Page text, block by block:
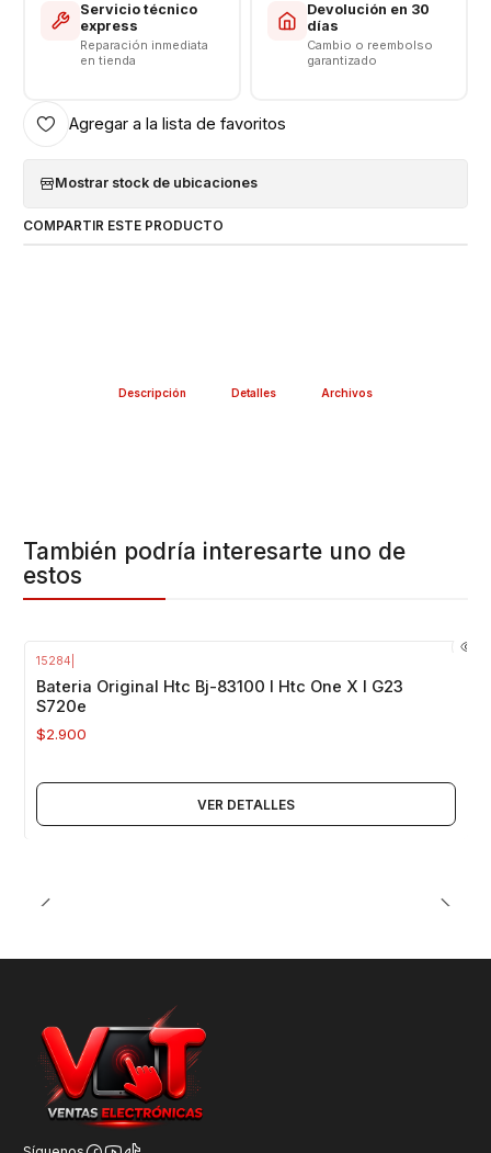
Servicio técnico
express
Reparación inmediata
en tienda
Devolución en 30
días
Cambio o reembolso
garantizado
Agregar a la lista de favoritos
Mostrar stock de ubicaciones
COMPARTIR ESTE PRODUCTO
Descripción Detalles Archivos
También podría interesarte uno de
estos
15284
Bateria Original Htc Bj-83100 I Htc One X I G23
S720e
$2.900
VER DETALLES